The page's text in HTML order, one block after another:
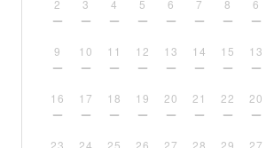
2 3 4 5 6 7 8
9 10 11 12 13 14 15
16 17 18 19 20 21 22
23 24 25 26 27 28 29
6
13
20
27